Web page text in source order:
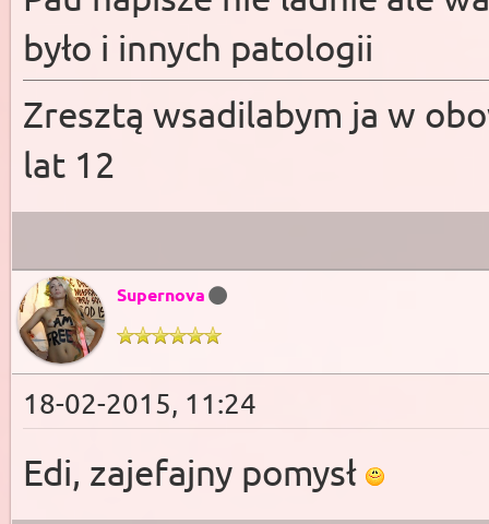
było i innych patologii
Zresztą wsadilabym ja w
lat 12
Supernova
18-02-2015, 11:24
Edi, zajefajny pomysł